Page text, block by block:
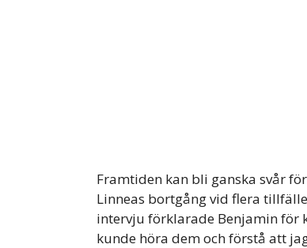
Framtiden kan bli ganska svår
Linneas bortgång vid flera
intervju förklarade Benjamin för
kunde höra dem och förstå att